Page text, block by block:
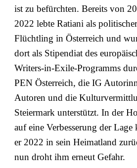
ist zu befürchten. Bereits von
2022 lebte Ratiani als politischer
Flüchtling in Österreich und
dort als Stipendiat des
Writers-in-Exile-Programms
PEN Österreich, die IG
Autoren und die
Steiermark unterstützt. In der
auf eine Verbesserung der Lage
er 2022 in sein Heimatland
nun droht ihm erneut Gefahr.